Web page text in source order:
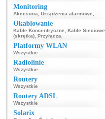
Monitoring
Akcesoria Urządzenia alarmowe
Okablowanie
Kable Koncentryczne
Kable Sieciowe
(skrętka) Przyłącza
Platformy WLAN
Wszystkie
Radiolinie
Wszystkie
Routery
Wszystkie
Routery ADSL
Wszystkie
Solarix